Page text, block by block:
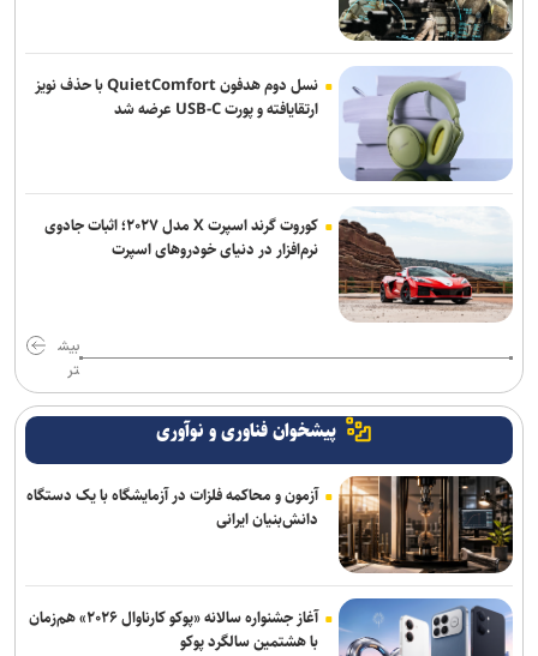
نسل دوم هدفون QuietComfort با حذف نویز
ارتقایافته و پورت USB-C عرضه شد
کوروت گرند اسپرت X مدل ۲۰۲۷؛ اثبات جادوی
نرم‌افزار در دنیای خودروهای اسپرت
بیش
تر
پیشخوان فناوری و نوآوری
آزمون و محاکمه فلزات در آزمایشگاه با یک دستگاه
دانش‌بنیان ایرانی
آغاز جشنواره سالانه «پوکو کارناوال ۲۰۲۶» هم‌زمان
با هشتمین سالگرد پوکو